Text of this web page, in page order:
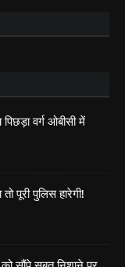
वर्ग ओबीसी में
पूरी पुलिस हारेगी!